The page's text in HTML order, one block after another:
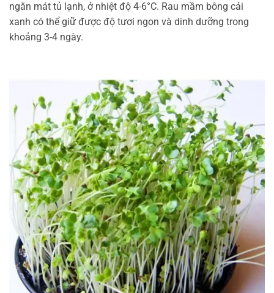
ngăn mát tủ lạnh, ở nhiệt độ 4-6°C. Rau mầm bông cải
xanh có thể giữ được độ tươi ngon và dinh dưỡng trong
khoảng 3-4 ngày.